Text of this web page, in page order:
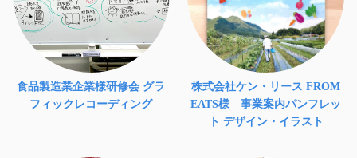
食品製造業企業様研修会 グラ
フィックレコーディング
株式会社ケン・リース FROM
EATS様 事業案内パンフレッ
ト デザイン・イラスト